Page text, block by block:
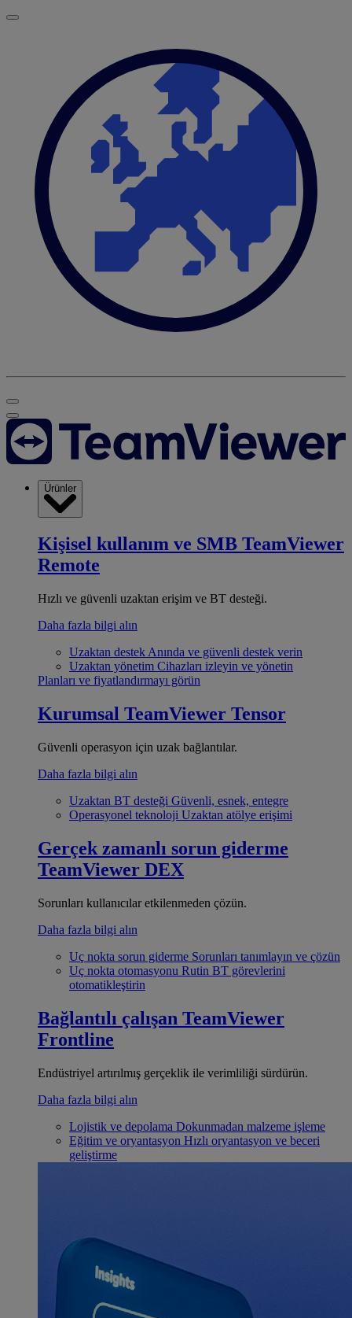
Ürünler
Kişisel kullanım ve SMB TeamViewer
Remote
Hızlı ve güvenli uzaktan erişim ve BT desteği.
Daha fazla bilgi alın
Uzaktan destek Anında ve güvenli destek verin
Uzaktan yönetim Cihazları izleyin ve yönetin
Planları ve fiyatlandırmayı görün
Kurumsal TeamViewer Tensor
Güvenli operasyon için uzak bağlantılar.
Daha fazla bilgi alın
Uzaktan BT desteği Güvenli, esnek, entegre
Operasyonel teknoloji Uzaktan atölye erişimi
Gerçek zamanlı sorun giderme
TeamViewer DEX
Sorunları kullanıcılar etkilenmeden çözün.
Daha fazla bilgi alın
Uç nokta sorun giderme Sorunları tanımlayın ve çözün
Uç nokta otomasyonu Rutin BT görevlerini
otomatikleştirin
Bağlantılı çalışan TeamViewer
Frontline
Endüstriyel artırılmış gerçeklik ile verimliliği sürdürün.
Daha fazla bilgi alın
Lojistik ve depolama Dokunmadan malzeme işleme
Eğitim ve oryantasyon Hızlı oryantasyon ve beceri
geliştirme